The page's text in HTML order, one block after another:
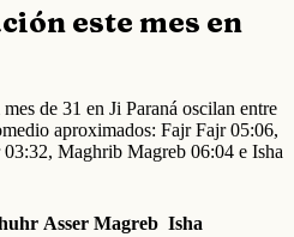
este mes en
de 31 en Ji Paraná oscilan entre
aproximados: Fajr Fajr 05:06,
Maghrib Magreb 06:04 e Isha
Asser Magreb Isha